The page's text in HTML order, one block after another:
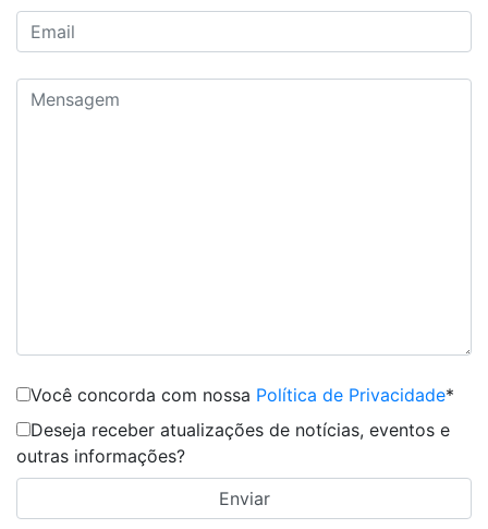
Você concorda com nossa Política de Privacidade*
Deseja receber atualizações de notícias, eventos e
outras informações?